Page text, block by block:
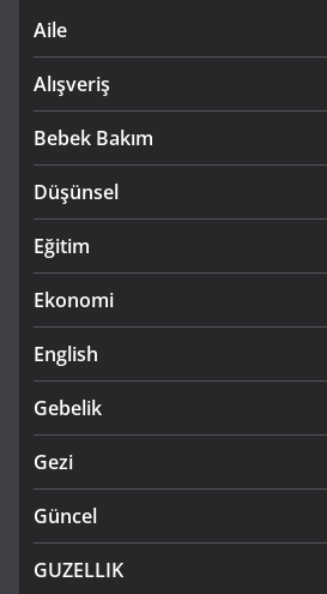
Aile
Alışveriş
Bebek Bakım
Düşünsel
Eğitim
Ekonomi
English
Gebelik
Gezi
Güncel
GUZELLIK